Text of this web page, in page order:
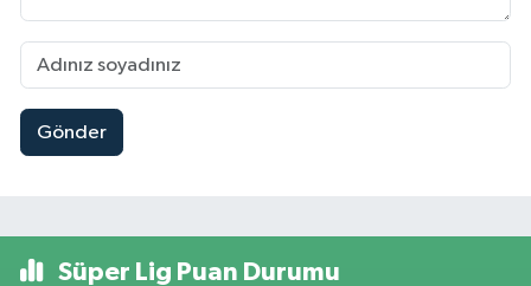
Gönder
Süper Lig Puan Durumu